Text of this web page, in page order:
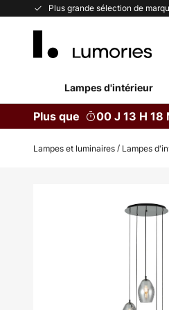
Plus grande sélection de
Allez
Lampes d'intérieur
Plus que 00 J 13 H 18
Lampes et luminaires Lampes